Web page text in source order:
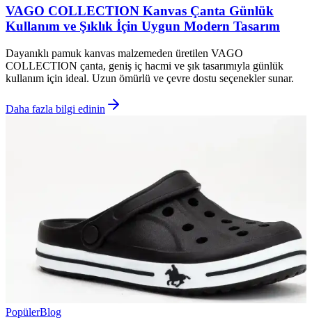
VAGO COLLECTION Kanvas Çanta Günlük
Kullanım ve Şıklık İçin Uygun Modern Tasarım
Dayanıklı pamuk kanvas malzemeden üretilen VAGO
COLLECTION çanta, geniş iç hacmi ve şık tasarımıyla günlük
kullanım için ideal. Uzun ömürlü ve çevre dostu seçenekler sunar.
Daha fazla bilgi edinin
PopülerBlog